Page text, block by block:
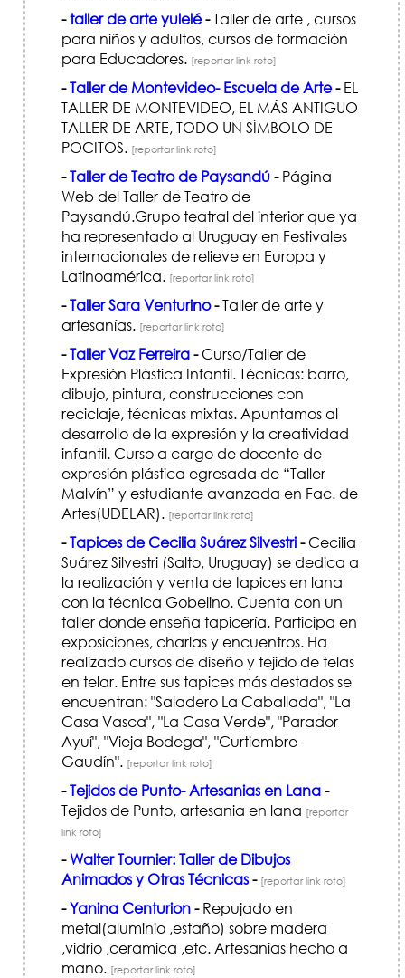
-taller de arte yulelé-Taller de arte , cursos
para niños y adultos, cursos de formación
para Educadores. [reportar link roto]
-Taller de Montevideo- Escuela de Arte-EL
TALLER DE MONTEVIDEO, EL MÁS ANTIGUO
TALLER DE ARTE, TODO UN SÍMBOLO DE
POCITOS. [reportar link roto]
-Taller de Teatro de Paysandú-Página
Web del Taller de Teatro de
Paysandú.Grupo teatral del interior que ya
ha representado al Uruguay en Festivales
internacionales de relieve en Europa y
Latinoamérica. [reportar link roto]
-Taller Sara Venturino-Taller de arte y
artesanías. [reportar link roto]
-Taller Vaz Ferreira-Curso/Taller de
Expresión Plástica Infantil. Técnicas: barro,
dibujo, pintura, construcciones con
reciclaje, técnicas mixtas. Apuntamos al
desarrollo de la expresión y la creatividad
infantil. Curso a cargo de docente de
expresión plástica egresada de “Taller
Malvín” y estudiante avanzada en Fac. de
Artes(UDELAR). [reportar link roto]
-Tapices de Cecilia Suárez Silvestri-Cecilia
Suárez Silvestri (Salto, Uruguay) se dedica a
la realización y venta de tapices en lana
con la técnica Gobelino. Cuenta con un
taller donde enseña tapicería. Participa en
exposiciones, charlas y encuentros. Ha
realizado cursos de diseño y tejido de telas
en telar. Entre sus tapices más destados se
encuentran: "Saladero La Caballada", "La
Casa Vasca", "La Casa Verde", "Parador
Ayuí", "Vieja Bodega", "Curtiembre
Gaudín". [reportar link roto]
-Tejidos de Punto- Artesanias en Lana-
Tejidos de Punto, artesania en lana [reportar
link roto]
-Walter Tournier: Taller de Dibujos
Animados y Otras Técnicas- [reportar link roto]
-Yanina Centurion-Repujado en
metal(aluminio ,estaño) sobre madera
,vidrio ,ceramica ,etc. Artesanias hecho a
mano. [reportar link roto]